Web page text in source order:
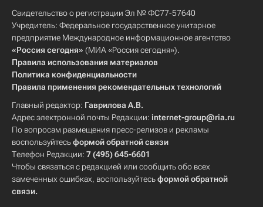
Свидетельство о регистрации Эл № ФС77-57640
Учредитель: Федеральное государственное унитарное
предприятие Международное информационное агентство
«Россия сегодня» (МИА «Россия сегодня»).
Правила использования материалов
Политика конфиденциальности
Правила применения рекомендательных технологий
Главный редактор: Гаврилова А.В.
Адрес электронной почты Редакции: internet-group@ria.ru
По вопросам размещения пресс-релизов и рекламы
воспользуйтесьформой обратной связи
Телефон Редакции: 7 (495) 645-6601
Чтобы связаться с редакцией или сообщить обо всех
замеченных ошибках, воспользуйтесьформой обратной
связи.